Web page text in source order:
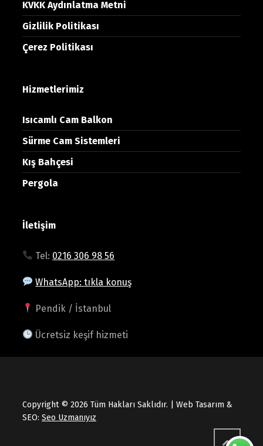
KVKK Aydınlatma Metni
Gizlilik Politikası
Çerez Politikası
Hizmetlerimiz
Isıcamlı Cam Balkon
Sürme Cam Sistemleri
Kış Bahçesi
Pergola
İletişim
Tel: 0216 306 98 56
WhatsApp: tıkla konuş
Pendik / İstanbul
Ücretsiz keşif hizmeti
Copyright © 2026 Tüm Hakları Saklıdır. | Web Tasarım &
SEO: Seo Uzmanıyız